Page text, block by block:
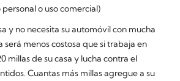
personal o uso comercial)
y no necesita su automóvil con mucha
será menos costosa que si trabaja en
millas de su casa y lucha contra el
Cuantas más millas agregue a su